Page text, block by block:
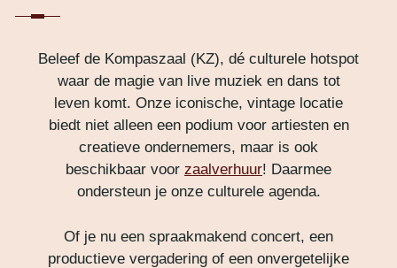
Beleef de Kompaszaal (KZ), dé culturele hotspot
waar de magie van live muziek en dans tot
leven komt. Onze iconische, vintage locatie
biedt niet alleen een podium voor artiesten en
creatieve ondernemers, maar is ook
beschikbaar voor zaalverhuur! Daarmee
ondersteun je onze culturele agenda.
Of je nu een spraakmakend concert, een
productieve vergadering of een onvergetelijke